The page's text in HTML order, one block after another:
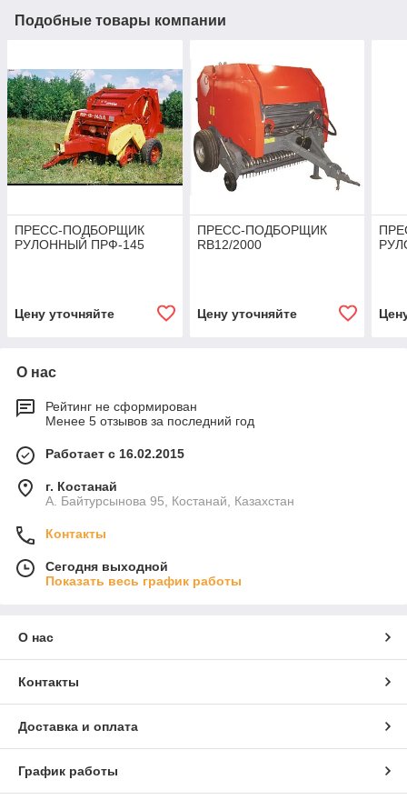
Подобные товары компании
ПРЕСС-ПОДБОРЩИК
РУЛОННЫЙ ПРФ-145
Цену уточняйте
ПРЕСС-ПОДБОРЩИК
RB12/2000
Цену уточняйте
О нас
Рейтинг не сформирован
Менее 5 отзывов за последний год
Работает с 16.02.2015
г. Костанай
А. Байтурсынова 95, Костанай, Казахстан
Контакты
Сегодня выходной
Показать весь график работы
О нас
Контакты
Доставка и оплата
График работы